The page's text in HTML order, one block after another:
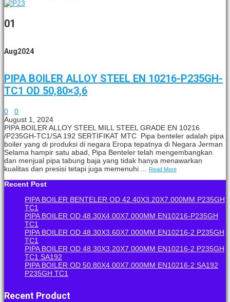
01
Aug2024
PIPA BOILER ALLOY STEEL EN 10216-P235GH-
TC1 OD 50,80×3,6
0
0
August 1, 2024
PIPA BOILER ALLOY STEEL MILL STEEL GRADE EN 10216
/P235GH-TC1/SA 192 SERTIFIKAT MTC Pipa benteler adalah pipa
boiler yang di produksi di negara Eropa tepatnya di Negara Jerman
Selama hampir satu abad, Pipa Benteler telah mengembangkan
dan menjual pipa tabung baja yang tidak hanya menawarkan
kualitas dan presisi tetapi juga memenuhi ... Read More
Recent Post
PIPA BOILER BENTELER OD 42.40X3.20X7.000MM P235GH
TC1
PIPA BOILER OD 48.30X4.00X7.000MM EN10216-P235GH
TC1
PIPA BOILER OD 48.30X3.60X7.000MM EN10216-2 P235GH
TC1
PIPA BOILER OD 48.30X3.20X7.000MM EN10216-2 P235GH
TC1 SA192
PIPA BOILER OD 50.80X4.00X7.000MM EN10216-2 SA192
P235GH TC1
Recent Product